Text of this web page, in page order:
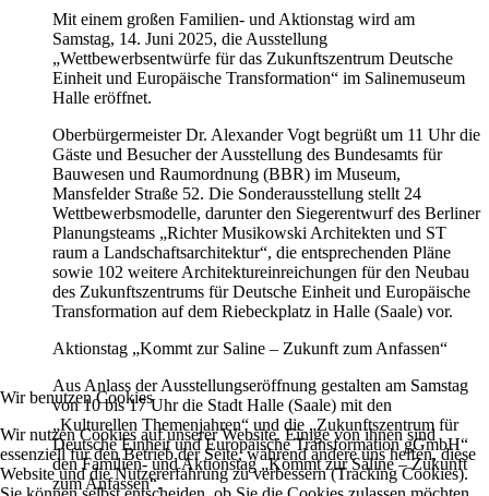
Mit einem großen Familien- und Aktionstag wird am
Samstag, 14. Juni 2025, die Ausstellung
„Wettbewerbsentwürfe für das Zukunftszentrum Deutsche
Einheit und Europäische Transformation“ im Salinemuseum
Halle eröffnet.
Oberbürgermeister Dr. Alexander Vogt begrüßt um 11 Uhr die
Gäste und Besucher der Ausstellung des Bundesamts für
Bauwesen und Raumordnung (BBR) im Museum,
Mansfelder Straße 52. Die Sonderausstellung stellt 24
Wettbewerbsmodelle, darunter den Siegerentwurf des Berliner
Planungsteams „Richter Musikowski Architekten und ST
raum a Landschaftsarchitektur“, die entsprechenden Pläne
sowie 102 weitere Architektureinreichungen für den Neubau
des Zukunftszentrums für Deutsche Einheit und Europäische
Transformation auf dem Riebeckplatz in Halle (Saale) vor.
Aktionstag „Kommt zur Saline – Zukunft zum Anfassen“
Aus Anlass der Ausstellungseröffnung gestalten am Samstag
von 10 bis 17 Uhr die Stadt Halle (Saale) mit den
„Kulturellen Themenjahren“ und die „Zukunftszentrum für
Deutsche Einheit und Europäische Transformation gGmbH“
den Familien- und Aktionstag „Kommt zur Saline – Zukunft
zum Anfassen“.
Wir benutzen Cookies
Wir nutzen Cookies auf unserer Website. Einige von ihnen sind
essenziell für den Betrieb der Seite, während andere uns helfen, diese
Website und die Nutzererfahrung zu verbessern (Tracking Cookies).